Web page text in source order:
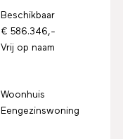
Beschikbaar
€ 586.346,-
Vrij op naam
Woonhuis
Eengezinswoning